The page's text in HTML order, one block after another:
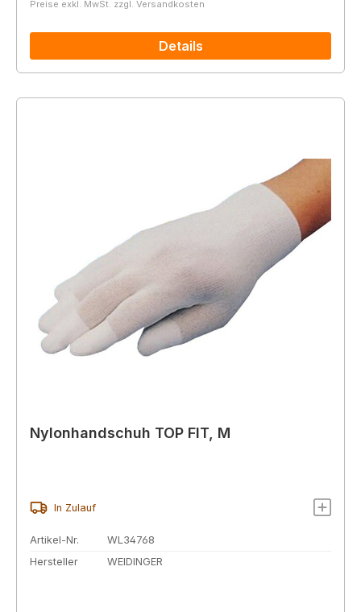
Preise exkl. MwSt. zzgl. Versandkosten
Details
Nylonhandschuh TOP FIT, M
In Zulauf
Artikel-Nr.
WL34768
Hersteller
WEIDINGER